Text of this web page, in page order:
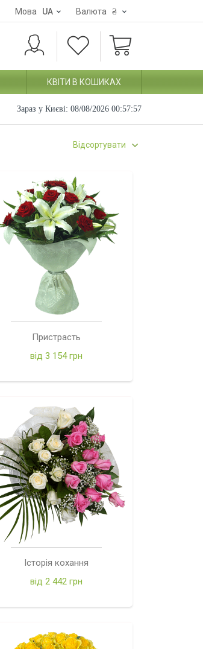
Мова UA Валюта ₴
КВІТИ В КОШИКАХ
Зараз у Києві: 08/08/2026 00:57:58
Відсортувати
Пристрасть
від 3 154 грн
Історія кохання
від 2 442 грн